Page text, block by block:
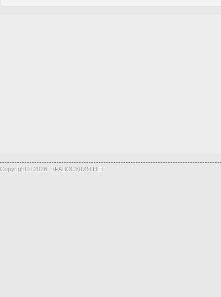
Copyright © 2026, ПРАВОСУДИЯ.НЕТ